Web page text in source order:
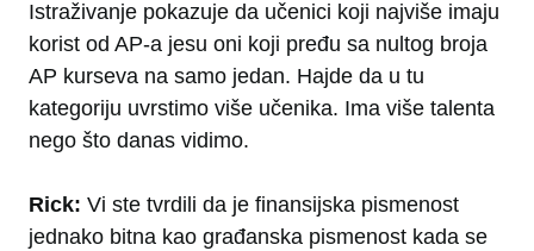
Istraživanje pokazuje da učenici koji najviše imaju
korist od AP-a jesu oni koji pređu sa nultog broja
AP kurseva na samo jedan. Hajde da u tu
kategoriju uvrstimo više učenika. Ima više talenta
nego što danas vidimo.
Rick: Vi ste tvrdili da je finansijska pismenost
jednako bitna kao građanska pismenost kada se